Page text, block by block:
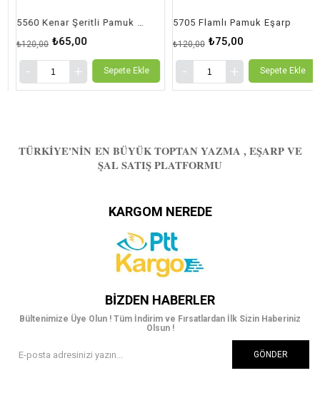
5560 Kenar Şeritli Pamuk Eşarp
₺65,00
₺120,00
Sepete Ekle
5705 Flamlı Pamuk Eşarp
₺75,00
₺120,00
Sepete Ekle
TÜRKIYE'NIN EN BÜYÜK TOPTAN YAZMA , EŞARP VE
ŞAL SATIŞ PLATFORMU
KARGOM NEREDE
BIZDEN HABERLER
Bültenimize Üye Olun ! Tüm İndirim ve Fırsatlardan İlk Sizin Haberiniz
Olsun !
GÖNDER